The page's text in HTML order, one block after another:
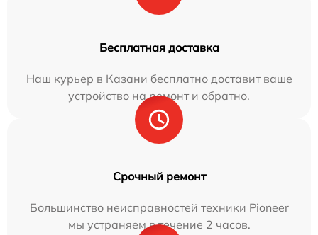
Бесплатная доставка
Наш курьер в Казани бесплатно доставит ваше
устройство на ремонт и обратно.
Срочный ремонт
Большинство неисправностей техники Pioneer
мы устраняем в течение 2 часов.